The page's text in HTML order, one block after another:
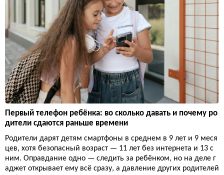
Первый телефон ребёнка: во сколько давать и почему ро
дители сдаются раньше времени
Родители дарят детям смартфоны в среднем в 9 лет и 9 меся
цев, хотя безопасный возраст — 11 лет без интернета и 13 с
ним. Оправдание одно — следить за ребёнком, но на деле г
аджет открывает ему всё сразу, а давление других родителей